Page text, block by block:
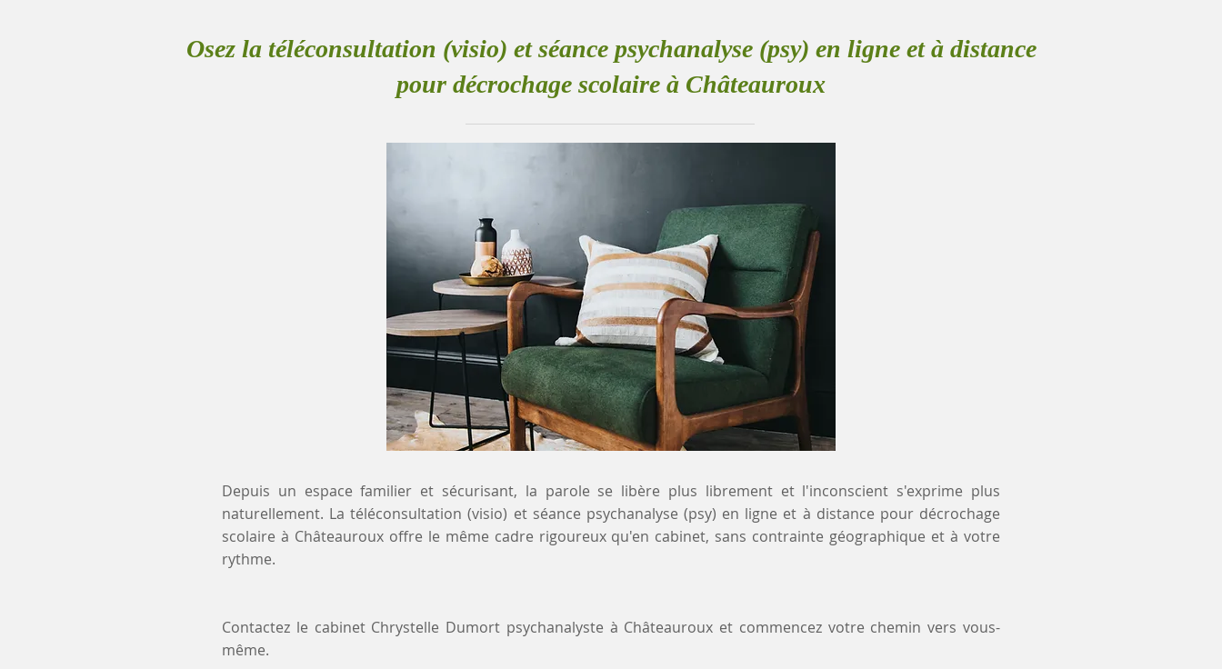
Osez la téléconsultation (visio) et séance psychanalyse (psy) en ligne et à distance
pour décrochage scolaire à Châteauroux
Depuis un espace familier et sécurisant, la parole se libère plus librement et l'inconscient s'exprime plus
naturellement. La téléconsultation (visio) et séance psychanalyse (psy) en ligne et à distance pour décrochage
scolaire à Châteauroux offre le même cadre rigoureux qu'en cabinet, sans contrainte géographique et à votre
rythme.
Contactez le cabinet Chrystelle Dumort psychanalyste à Châteauroux et commencez votre chemin vers vous-
même.